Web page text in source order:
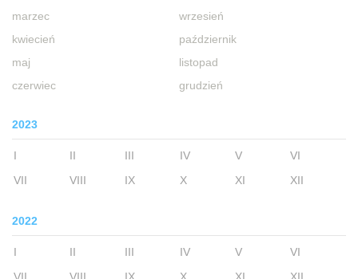
marzec
kwiecień
maj
czerwiec
wrzesień
październik
listopad
grudzień
2023
I II III IV V
VI
VII
VIII IX X XI XII
2022
I II III IV V
VI